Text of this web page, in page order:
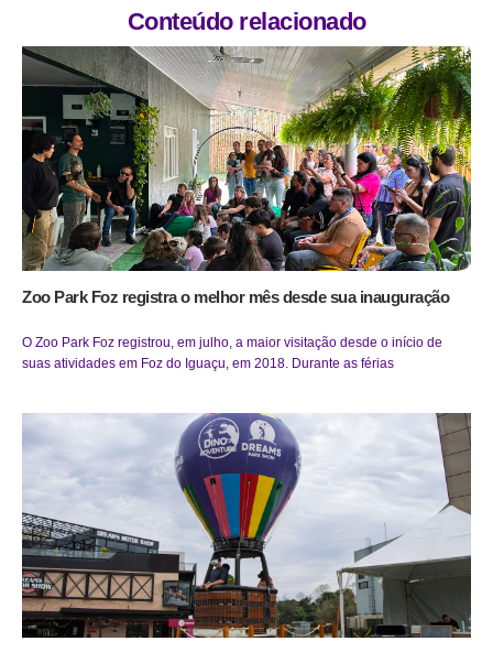
Conteúdo relacionado
Zoo Park Foz registra o melhor mês desde sua inauguração
O Zoo Park Foz registrou, em julho, a maior visitação desde o início de
suas atividades em Foz do Iguaçu, em 2018. Durante as férias